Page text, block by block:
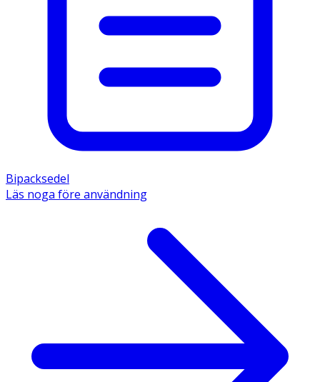
Bipacksedel
Läs noga före användning